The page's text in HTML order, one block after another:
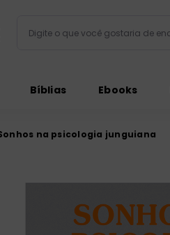
Bíblias Ebooks
na psicologia junguiana
imagens